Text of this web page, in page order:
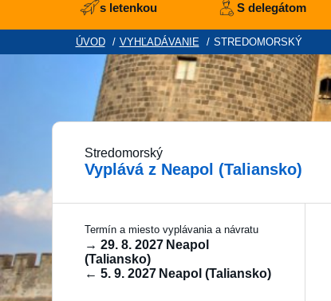
s letenkou S delegátom
ÚVOD / VYHĽADÁVANIE / STREDOMORSKÝ
Stredomorský
Vyplává z Neapol (Taliansko)
Termín a miesto vyplávania a návratu
→ 29. 8. 2027 Neapol
(Taliansko)
← 5. 9. 2027 Neapol (Taliansko)